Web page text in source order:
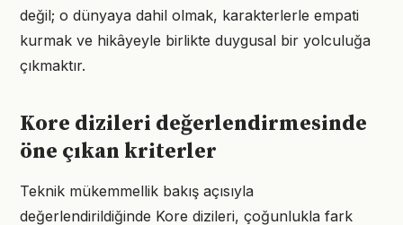
değil; o dünyaya dahil olmak, karakterlerle empati
kurmak ve hikâyeyle birlikte duygusal bir yolculuğa
çıkmaktır.
Kore dizileri değerlendirmesinde
öne çıkan kriterler
Teknik mükemmellik bakış açısıyla
değerlendirildiğinde Kore dizileri, çoğunlukla fark